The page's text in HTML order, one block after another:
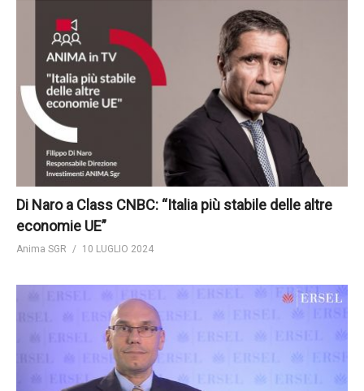
Di Naro a Class CNBC: “Italia più stabile delle altre
economie UE”
Anima SGR 10 LUGLIO 2024